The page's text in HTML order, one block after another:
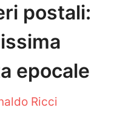
postali:
epocale
Ricci